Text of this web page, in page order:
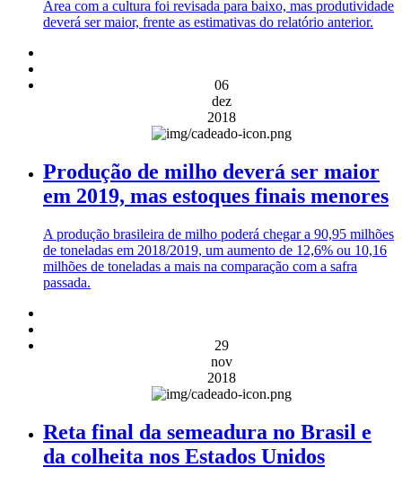
Área com a cultura foi revisada para baixo, mas produtividade
deverá ser maior, frente as estimativas do relatório anterior.
06
dez
2018
Produção de milho deverá ser maior
em 2019, mas estoques finais menores
A produção brasileira de milho poderá chegar a 90,95 milhões
de toneladas em 2018/2019, um aumento de 12,6% ou 10,16
milhões de toneladas a mais na comparação com a safra
passada.
29
nov
2018
Reta final da semeadura no Brasil e
da colheita nos Estados Unidos